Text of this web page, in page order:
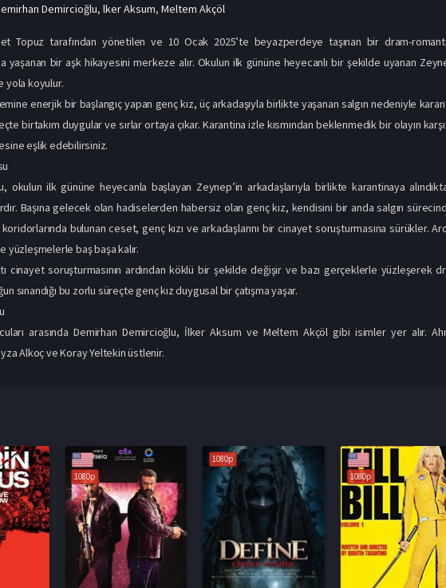
Demircioğlu,lker Aksum,Meltem Akçöl
Topuz tarafından yönetilen ve 10 Ocak 2025’te beyazperdeye taşınan bir dram-
yaşanan bir aşk hikayesini merkeze alır. Okulun ilk gününe heyecanlı bir şekilde uyanan
yola koyulur.
enerjik bir başlangıç yapan genç kız, üç arkadaşıyla birlikte yaşanan salgın nedeniyle
birtakım duygular ve sırlar ortaya çıkar. Karantina izle kısmından beklenmedik bir olayın
eşlik edebilirsiniz.
okulun ilk gününe heyecanla başlayan Zeynep’in arkadaşlarıyla birlikte karantinaya
Başına gelecek olan hadiselerden habersiz olan genç kız, kendisini bir anda salgın
bulunan ceset, genç kızı ve arkadaşlarını bir cinayet soruşturmasına sürükler.
yüzleşmelerle baş başa kalır.
cinayet soruşturmasının ardından köklü bir şekilde değişir ve bazı gerçeklerle yüzleşerek
sınandığı bu zorlu süreçte genç kız duygusal bir çatışma yaşar.
arasında Demirhan Demircioğlu, İlker Aksum ve Meltem Akçöl gibi isimler yer alır.
Alkoç ve Koray Yeltekin üstlenir.
1080p
1080p
1080p